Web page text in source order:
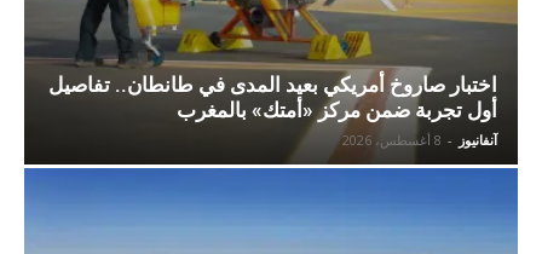
اختبار صاروخ أمريكي بعيد المدى في طانطان.. تفاصيل
أول تجربة ضمن مركز «أمتك» بالمغرب
آنفانيوز - 8 أغسطس، 2026